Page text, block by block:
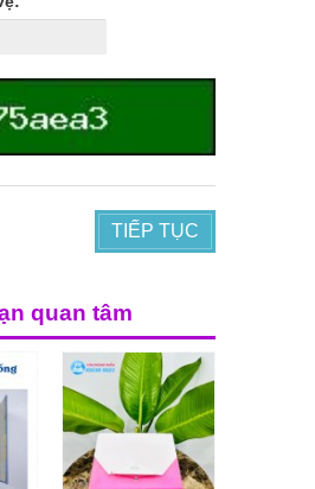
TIẾP TỤC
quan tâm